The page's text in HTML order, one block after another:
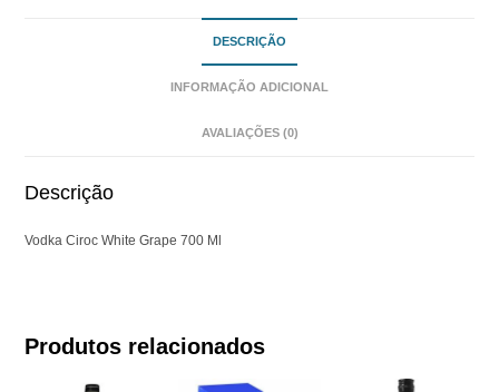
DESCRIÇÃO
INFORMAÇÃO ADICIONAL
AVALIAÇÕES (0)
Descrição
Vodka Ciroc White Grape 700 Ml
Produtos relacionados